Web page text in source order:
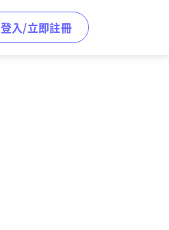
登入/立即註冊